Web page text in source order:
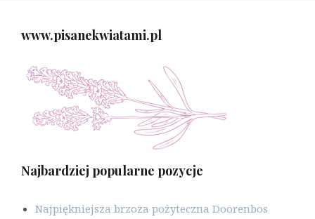
www.pisanekwiatami.pl
Najbardziej popularne pozycje
Najpiękniejsza brzoza pożyteczna Doorenbos